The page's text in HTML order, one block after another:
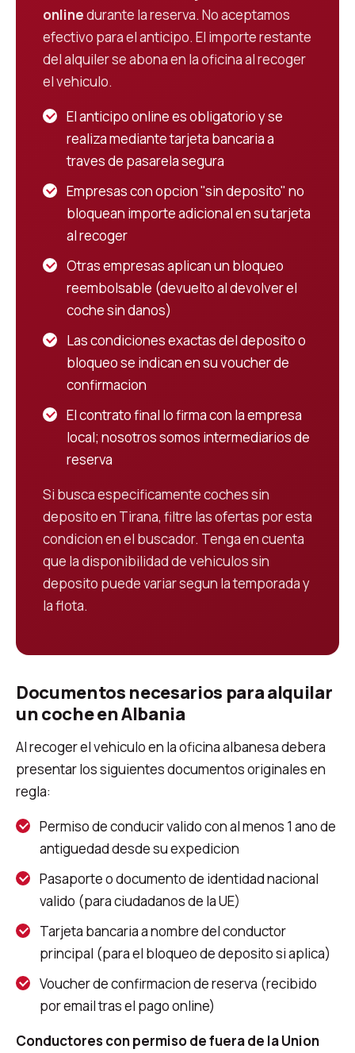
onlinedurante la reserva. No aceptamos
efectivo para el anticipo. El importe restante
del alquiler se abona en la oficina al recoger
el vehiculo.
El anticipo online es obligatorio y se
realiza mediante tarjeta bancaria a
traves de pasarela segura
Empresas con opcion "sin deposito" no
bloquean importe adicional en su tarjeta
al recoger
Otras empresas aplican un bloqueo
reembolsable (devuelto al devolver el
coche sin danos)
Las condiciones exactas del deposito o
bloqueo se indican en su voucher de
confirmacion
El contrato final lo firma con la empresa
local; nosotros somos intermediarios de
reserva
Si busca especificamente coches sin
deposito en Tirana, filtre las ofertas por esta
condicion en el buscador. Tenga en cuenta
que la disponibilidad de vehiculos sin
deposito puede variar segun la temporada y
la flota.
Documentos necesarios para alquilar
un coche en Albania
Al recoger el vehiculo en la oficina albanesa debera
presentar los siguientes documentos originales en
regla:
Permiso de conducir valido con al menos 1 ano de
antiguedad desde su expedicion
Pasaporte o documento de identidad nacional
valido (para ciudadanos de la UE)
Tarjeta bancaria a nombre del conductor
principal (para el bloqueo de deposito si aplica)
Voucher de confirmacion de reserva (recibido
por email tras el pago online)
Conductores con permiso de fuera de la Union